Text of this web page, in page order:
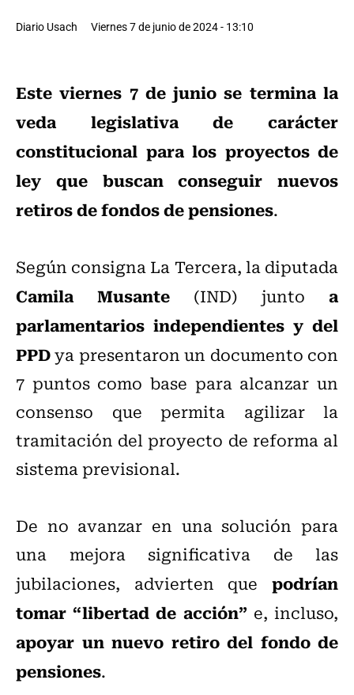
Diario Usach Viernes 7 de junio de 2024 - 13:10
Este viernes 7 de junio se termina la
veda legislativa de carácter
constitucional para los proyectos de
ley que buscan conseguir nuevos
retiros de fondos de pensiones.
Según consigna La Tercera, la diputada
Camila Musante (IND) junto a
parlamentarios independientes y del
PPDya presentaron un documento con
7 puntos como base para alcanzar un
consenso que permita agilizar la
tramitación del proyecto de reforma al
sistema previsional.
De no avanzar en una solución para
una mejora significativa de las
jubilaciones, advierten que podrían
tomar “libertad de acción” e, incluso,
apoyar un nuevo retiro del fondo de
pensiones.